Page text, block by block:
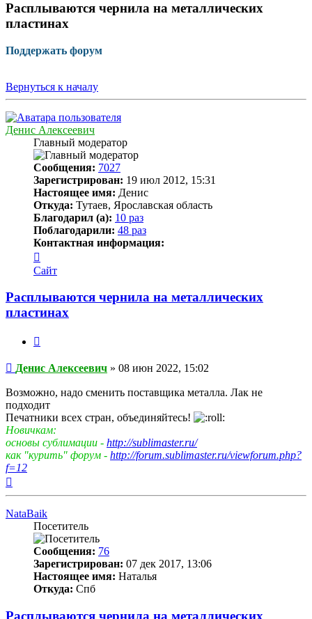
Расплываются чернила на металлических
пластинах
Поддержать форум
Вернуться к началу
Денис Алексеевич
Главный модератор
Сообщения: 7027
Зарегистрирован: 19 июл 2012, 15:31
Настоящее имя: Денис
Откуда: Тутаев, Ярославская область
Благодарил (а): 10 раз
Поблагодарили: 48 раз
Контактная информация:
информация
пользователя
Алексеевич
Сайт
Расплываются чернила на металлических
пластинах
Непрочитанное
сообщение
Денис Алексеевич » 08 июн 2022, 15:02
Возможно, надо сменить поставщика металла. Лак не
подходит
Печатники всех стран, объединяйтесь!
Новичкам:
основы сублимации - http://sublimaster.ru/
как "курить" форум - http://forum.sublimaster.ru/viewforum.php?
f=12
NataBaik
Посетитель
Сообщения: 76
Зарегистрирован: 07 дек 2017, 13:06
Настоящее имя: Наталья
Откуда: Спб
Расплываются чернила на металлических